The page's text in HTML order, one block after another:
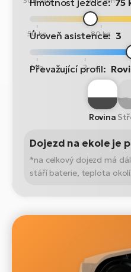
Hmotnost jezdce: 75
50 kg 80 kg
Úroveň asistence: 3
Min 2
Převažující profil:
Rovina
Dojezd na ekole je
*na celkový dojezd má
stáří baterie, teplota